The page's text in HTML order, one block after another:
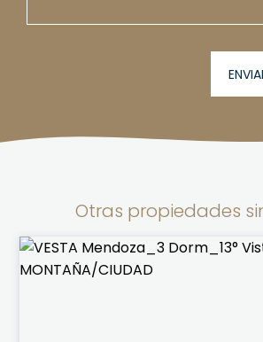
Otras propiedades